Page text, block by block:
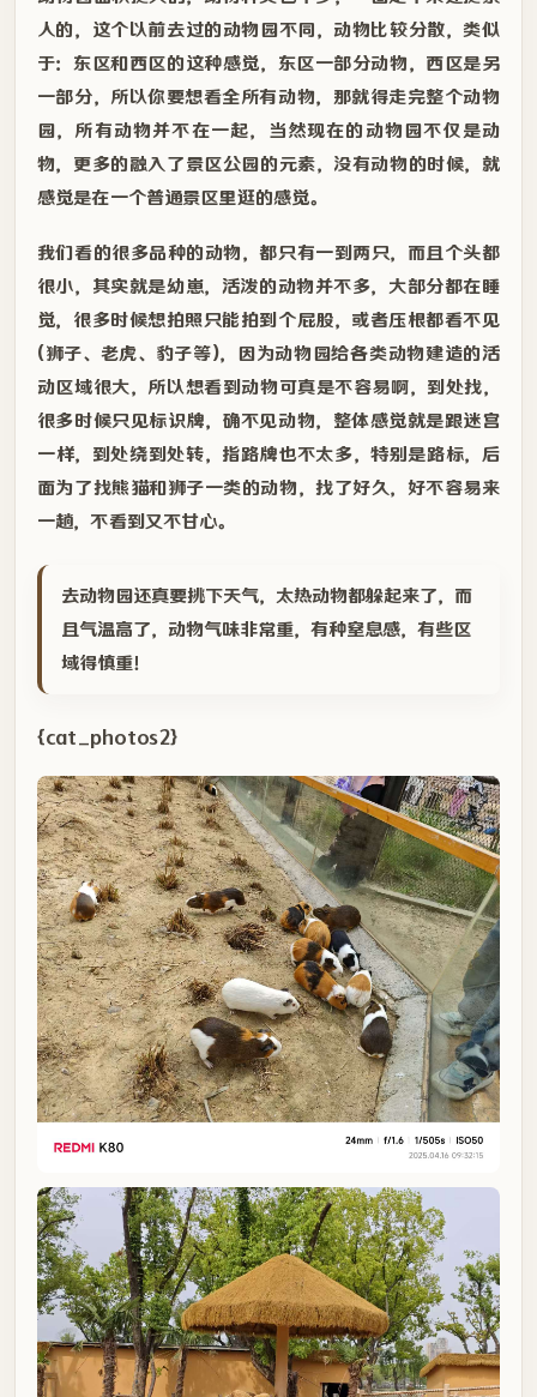
人的，这个以前去过的动物园不同，动物比较分散，类似
于：东区和西区的这种感觉，东区一部分动物，西区是另
一部分，所以你要想看全所有动物，那就得走完整个动物
园，所有动物并不在一起，当然现在的动物园不仅是动
物，更多的融入了景区公园的元素，没有动物的时候，就
感觉是在一个普通景区里逛的感觉。
我们看的很多品种的动物，都只有一到两只，而且个头都
很小，其实就是幼崽，活泼的动物并不多，大部分都在睡
觉，很多时候想拍照只能拍到个屁股，或者压根都看不见
(狮子、老虎、豹子等)，因为动物园给各类动物建造的活
动区域很大，所以想看到动物可真是不容易啊，到处找，
很多时候只见标识牌，确不见动物，整体感觉就是跟迷宫
一样，到处绕到处转，指路牌也不太多，特别是路标，后
面为了找熊猫和狮子一类的动物，找了好久，好不容易来
一趟，不看到又不甘心。
去动物园还真要挑下天气，太热动物都躲起来了，而
且气温高了，动物气味非常重，有种窒息感，有些区
域得慎重！
{cat_photos2}